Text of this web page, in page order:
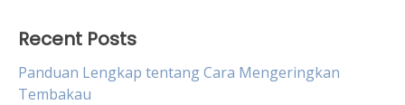
Recent Posts
Panduan Lengkap tentang Cara Mengeringkan
Tembakau